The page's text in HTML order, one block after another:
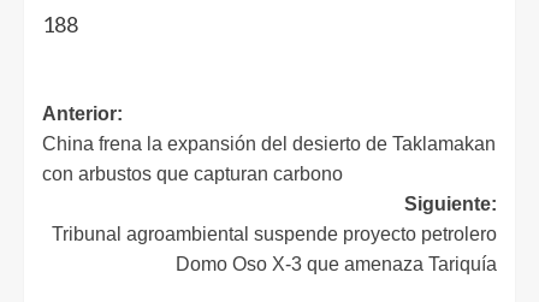
188
Anterior:
China frena la expansión del desierto de Taklamakan
con arbustos que capturan carbono
Siguiente:
Tribunal agroambiental suspende proyecto petrolero
Domo Oso X-3 que amenaza Tariquía